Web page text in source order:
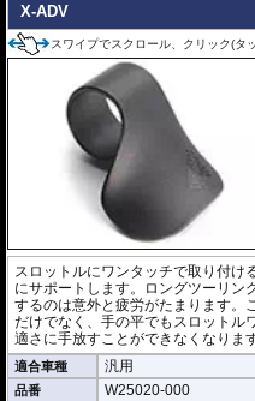
X-ADV
スワイプでスクロール、クリック(タ
スロットルにワンタッチで取り付け
にサポートします。ロングツーリン
するのは意外と疲労がたまります。
だけでなく、手の平でもスロットル
適さに手放すことができなくなります
適合車種 汎用
品番 W25020-000